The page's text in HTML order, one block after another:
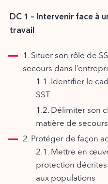
DC 1 – Intervenir face à
travail
1. Situer son rôle de
secours dans
1.1. Identifier le
SST
1.2. Délimiter son
matière de secours
2. Protéger de façon
2.1. Mettre en
protection décrites
aux populations